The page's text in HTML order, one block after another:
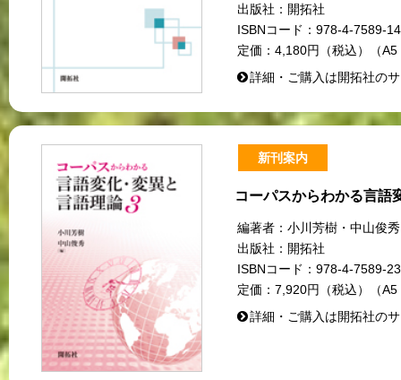
出版社： 開拓社
ISBNコード： 978-4-7589-
定価： 4,180円（税込）（
詳細・ご購入は開拓社の
新刊案内
コーパスからわかる言語
編著者： 小川芳樹・中山俊
出版社： 開拓社
ISBNコード： 978-4-7589-
定価： 7,920円（税込）（
詳細・ご購入は開拓社の